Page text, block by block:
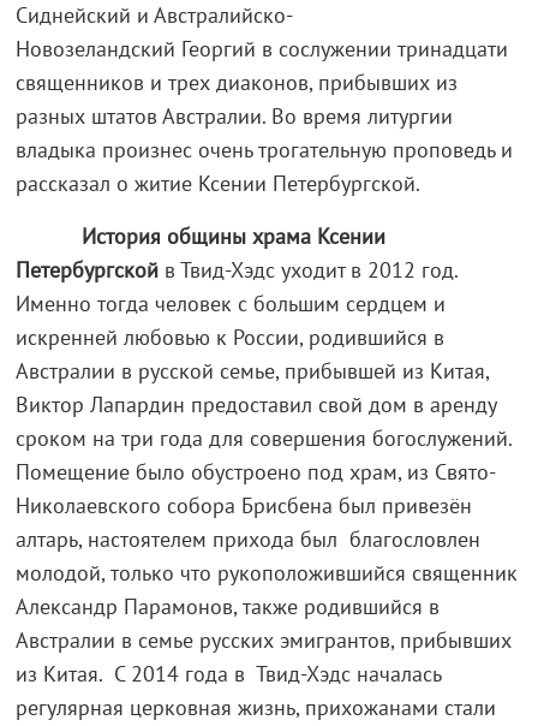
Сиднейский и Австралийско-
Новозеландский Георгий в сослужении тринадцати
священников и трех диаконов, прибывших из
разных штатов Австралии. Во время литургии
владыка произнес очень трогательную проповедь и
рассказал о житие Ксении Петербургской.
История общины храма Ксении
Петербургскойв Твид-Хэдс уходит в 2012 год.
Именно тогда человек с большим сердцем и
искренней любовью к России, родившийся в
Австралии в русской семье, прибывшей из Китая,
Виктор Лапардин предоставил свой дом в аренду
сроком на три года для совершения богослужений.
Помещение было обустроено под храм, из Свято-
Николаевского собора Брисбена был привезён
алтарь, настоятелем прихода был благословлен
молодой, только что рукоположившийся священник
Александр Парамонов, также родившийся в
Австралии в семье русских эмигрантов, прибывших
из Китая. С 2014 года в Твид-Хэдс началась
регулярная церковная жизнь, прихожанами стали